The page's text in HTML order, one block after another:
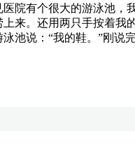
有个很大的游泳池，
来。还用两只手按着
说：“我的鞋。”刚说